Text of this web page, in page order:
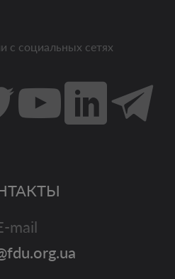
с социальных сетях
mail